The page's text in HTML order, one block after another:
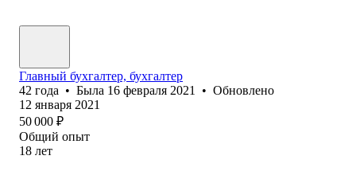
Главный бухгалтер, бухгалтер
42 года • Была 16 февраля 2021 • Обновлено
12 января 2021
50 000 ₽
Общий опыт
18 лет